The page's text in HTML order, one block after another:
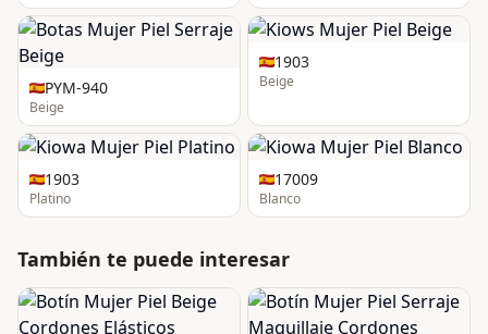
PYM-940
Beige
1903
Beige
1903
Platino
17009
Blanco
También te puede interesar